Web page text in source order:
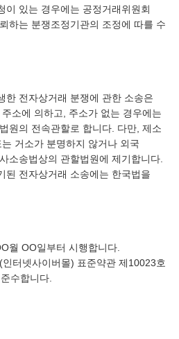
이 있는 경우에는 공정거래위원회
하는 분쟁조정기관의 조정에 따를 수
한 전자상거래 분쟁에 관한 소송은
소에 의하고, 주소가 없는 경우에는
원의 전속관할로 합니다. 다만, 제소
거소가 분명하지 않거나 외국
소송법상의 관할법원에 제기합니다.
된 전자상거래 소송에는 한국법을
월 OO일부터 시행합니다.
터넷사이버몰) 표준약관 제10023호
수합니다.